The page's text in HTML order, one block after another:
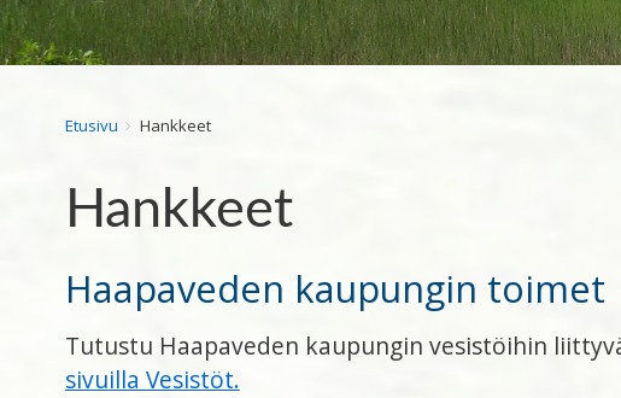
Breadcrumbs
You
here:
Etusivu Hankkeet
Hankkeet
Haapaveden kaupungin toimet
Tutustu Haapaveden kaupungin vesistöihin
sivuilla Vesistöt.